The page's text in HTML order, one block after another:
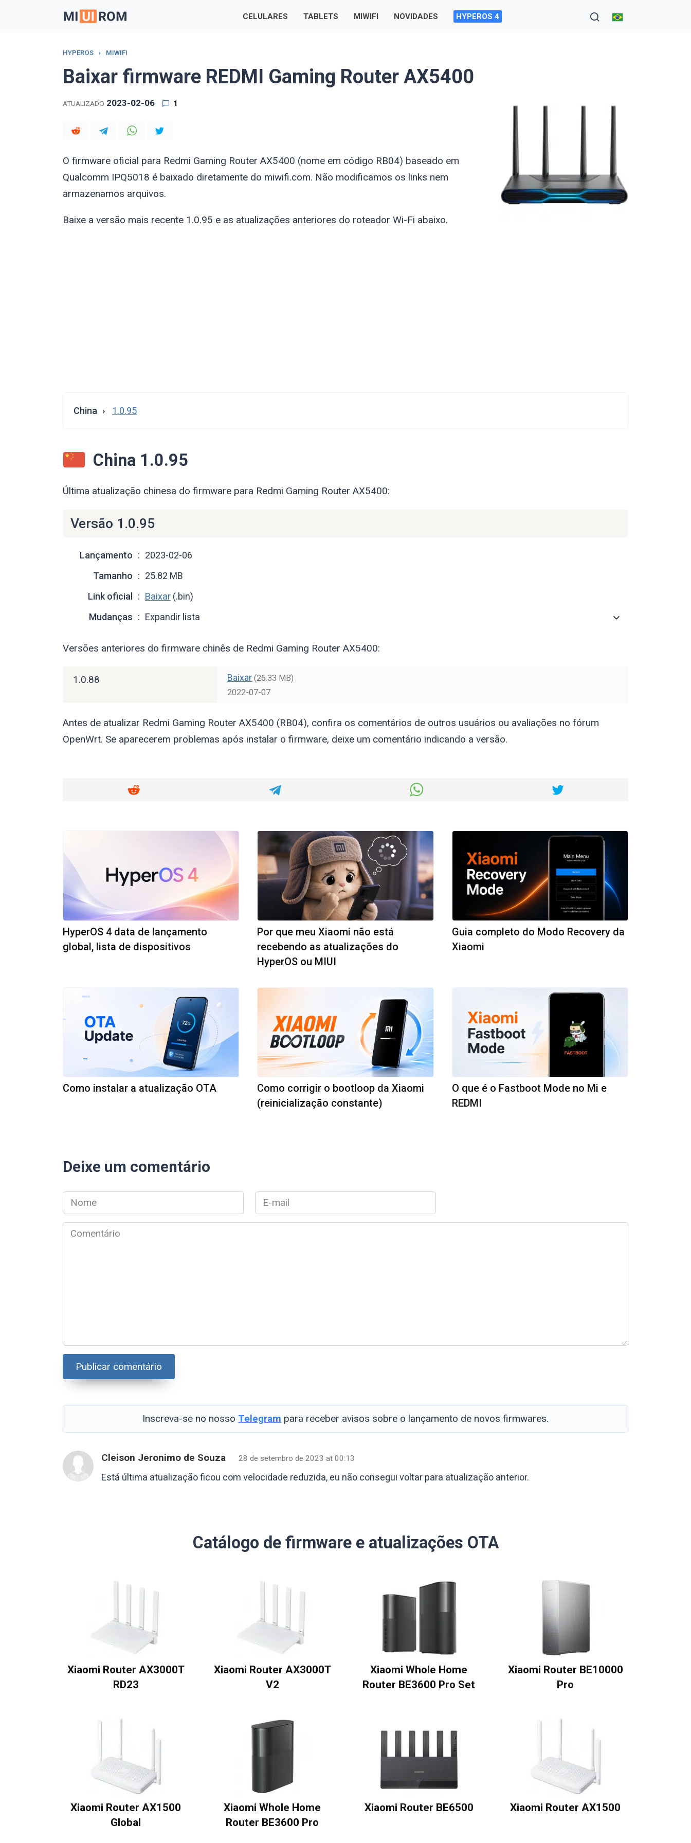
CELULARES TABLETS MIWIFI NOVIDADES HYPEROS 4
HYPEROS › MIWIFI
Baixar firmware REDMI Gaming Router AX5400
ATUALIZADO 2023-02-06 1
O firmware oficial para Redmi Gaming Router AX5400 (nome em código RB04) baseado em
Qualcomm IPQ5018 é baixado diretamente do miwifi.com. Não modificamos os links nem
armazenamos arquivos.
Baixe a versão mais recente 1.0.95 e as atualizações anteriores do roteador Wi-Fi abaixo.
China 1.0.95
China 1.0.95
Última atualização chinesa do firmware para Redmi Gaming Router AX5400:
Versão 1.0.95
Lançamento
2023-02-06
Tamanho
25.82 MB
Link oficial
Baixar (.bin)
Mudanças
Expandir lista
Versões anteriores do firmware chinês de Redmi Gaming Router AX5400:
1.0.88 Baixar (26.33 MB)
2022-07-07
Antes de atualizar Redmi Gaming Router AX5400 (RB04), confira os comentários de outros usuários ou avaliações no fórum
OpenWrt. Se aparecerem problemas após instalar o firmware, deixe um comentário indicando a versão.
HyperOS 4 data de lançamento
global, lista de dispositivos
Por que meu Xiaomi não está
recebendo as atualizações do
HyperOS ou MIUI
Guia completo do Modo Recovery da
Xiaomi
Como instalar a atualização OTA
Como corrigir o bootloop da Xiaomi
(reinicialização constante)
O que é o Fastboot Mode no Mi e
REDMI
Deixe um comentário
Nome
*
mail
*
Comentário
Inscreva-se no nosso Telegram para receber avisos sobre o lançamento de novos firmwares.
Cleison Jeronimo de Souza 28 de setembro de 2023 at 00:13
Está última atualização ficou com velocidade reduzida, eu não consegui voltar para atualização anterior.
Catálogo de firmware e atualizações OTA
Xiaomi Router AX3000T
RD23
Xiaomi Router AX3000T
V2
Xiaomi Whole Home
Router BE3600 Pro Set
Xiaomi Router BE10000
Pro
Xiaomi Router AX1500
Global
Xiaomi Whole Home
Router BE3600 Pro
Xiaomi Router BE6500 Xiaomi Router AX1500